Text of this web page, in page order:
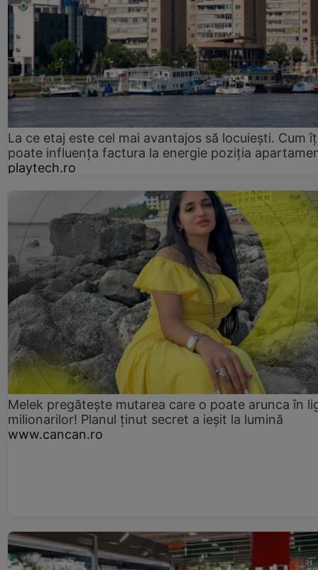
La ce etaj este cel mai avantajos să locuiești. Cum
poate influența factura la energie poziția
playtech.ro
Melek pregătește mutarea care o poate arunca în
milionarilor! Planul ținut secret a ieșit la lumină
www.cancan.ro